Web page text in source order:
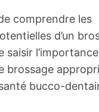
comprendre les
d’un
saisir
brossage
bucco-